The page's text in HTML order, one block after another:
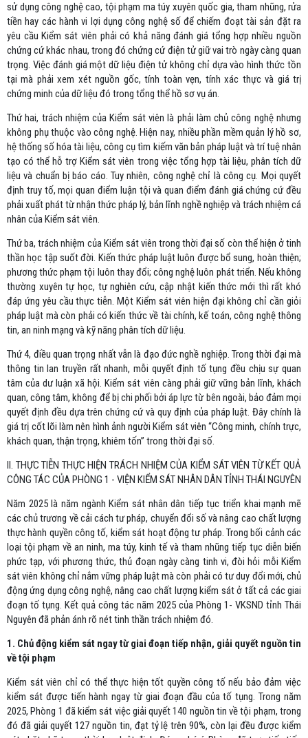
sử dụng công nghệ cao, tội phạm ma túy xuyên quốc gia, tham nhũng, rửa
tiền hay các hành vi lợi dụng công nghệ số để chiếm đoạt tài sản đặt ra
yêu cầu Kiểm sát viên phải có khả năng đánh giá tổng hợp nhiều nguồn
chứng cứ khác nhau, trong đó chứng cứ điện tử giữ vai trò ngày càng quan
trọng. Việc đánh giá một dữ liệu điện tử không chỉ dựa vào hình thức tồn
tại mà phải xem xét nguồn gốc, tính toàn vẹn, tính xác thực và giá trị
chứng minh của dữ liệu đó trong tổng thể hồ sơ vụ án.
Thứ hai, trách nhiệm của Kiểm sát viên là phải làm chủ công nghệ nhưng
không phụ thuộc vào công nghệ. Hiện nay, nhiều phần mềm quản lý hồ sơ,
hệ thống số hóa tài liệu, công cụ tìm kiếm văn bản pháp luật và trí tuệ nhân
tạo có thể hỗ trợ Kiểm sát viên trong việc tổng hợp tài liệu, phân tích dữ
liệu và chuẩn bị báo cáo. Tuy nhiên, công nghệ chỉ là công cụ. Mọi quyết
định truy tố, mọi quan điểm luận tội và quan điểm đánh giá chứng cứ đều
phải xuất phát từ nhận thức pháp lý, bản lĩnh nghề nghiệp và trách nhiệm cá
nhân của Kiểm sát viên.
Thứ ba, trách nhiệm của Kiểm sát viên trong thời đại số còn thể hiện ở tinh
thần học tập suốt đời. Kiến thức pháp luật luôn được bổ sung, hoàn thiện;
phương thức phạm tội luôn thay đổi; công nghệ luôn phát triển. Nếu không
thường xuyên tự học, tự nghiên cứu, cập nhật kiến thức mới thì rất khó
đáp ứng yêu cầu thực tiễn. Một Kiểm sát viên hiện đại không chỉ cần giỏi
pháp luật mà còn phải có kiến thức về tài chính, kế toán, công nghệ thông
tin, an ninh mạng và kỹ năng phân tích dữ liệu.
Thứ 4, điều quan trọng nhất vẫn là đạo đức nghề nghiệp. Trong thời đại mà
thông tin lan truyền rất nhanh, mỗi quyết định tố tụng đều chịu sự quan
tâm của dư luận xã hội. Kiểm sát viên càng phải giữ vững bản lĩnh, khách
quan, công tâm, không để bị chi phối bởi áp lực từ bên ngoài, bảo đảm mọi
quyết định đều dựa trên chứng cứ và quy định của pháp luật. Đây chính là
giá trị cốt lõi làm nên hình ảnh người Kiểm sát viên “Công minh, chính trực,
khách quan, thận trọng, khiêm tốn” trong thời đại số.
II. THỰC TIỄN THỰC HIỆN TRÁCH NHIỆM CỦA KIỂM SÁT VIÊN TỪ KẾT QUẢ
CÔNG TÁC CỦA PHÒNG 1 - VIỆN KIỂM SÁT NHÂN DÂN TỈNH THÁI NGUYÊN
Năm 2025 là năm ngành Kiểm sát nhân dân tiếp tục triển khai mạnh mẽ
các chủ trương về cải cách tư pháp, chuyển đổi số và nâng cao chất lượng
thực hành quyền công tố, kiểm sát hoạt động tư pháp. Trong bối cảnh các
loại tội phạm về an ninh, ma túy, kinh tế và tham nhũng tiếp tục diễn biến
phức tạp, với phương thức, thủ đoạn ngày càng tinh vi, đòi hỏi mỗi Kiểm
sát viên không chỉ nắm vững pháp luật mà còn phải có tư duy đổi mới, chủ
động ứng dụng công nghệ, nâng cao chất lượng kiểm sát ở tất cả các giai
đoạn tố tụng. Kết quả công tác năm 2025 của Phòng 1- VKSND tỉnh Thái
Nguyên đã phản ánh rõ nét tinh thần trách nhiệm đó.
1. Chủ động kiểm sát ngay từ giai đoạn tiếp nhận, giải quyết nguồn tin
về tội phạm
Kiểm sát viên chỉ có thể thực hiện tốt quyền công tố nếu bảo đảm việc
kiểm sát được tiến hành ngay từ giai đoạn đầu của tố tụng. Trong năm
2025, Phòng 1 đã kiểm sát việc giải quyết 140 nguồn tin về tội phạm, trong
đó đã giải quyết 127 nguồn tin, đạt tỷ lệ trên 90%, còn lại đều được kiểm